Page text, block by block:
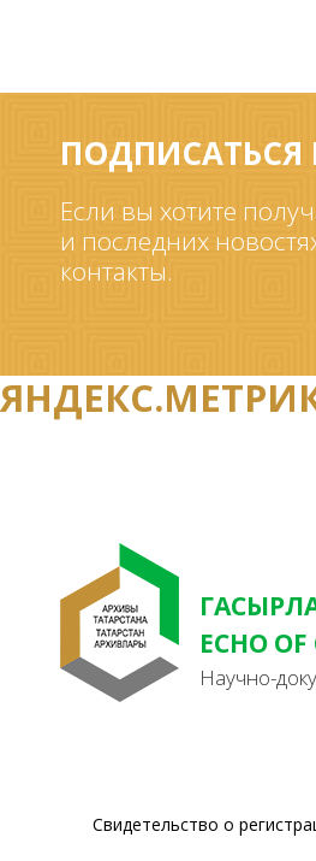
ПОДПИСАТЬСЯ
Если вы хотите
и последних
контакты.
ECHO
Научно-
Свидетельство о